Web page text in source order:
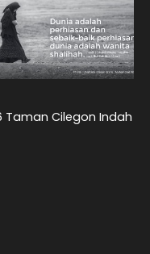
Taman Cilegon Indah